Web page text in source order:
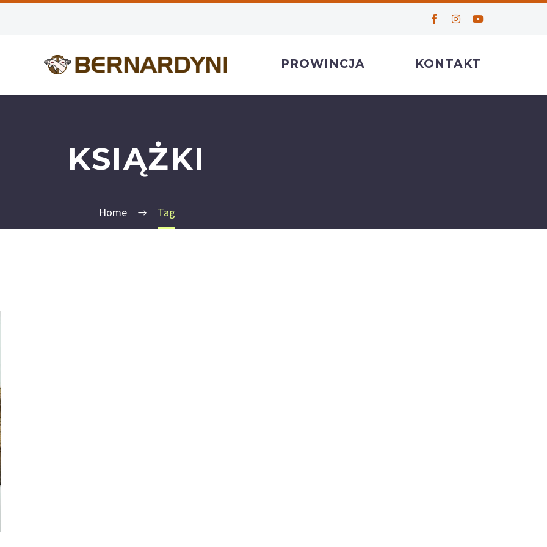
PROWINCJA KONTAKT
KSIĄŻKI
Home Tag